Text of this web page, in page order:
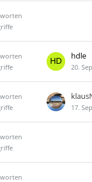
hdle
20.
17.